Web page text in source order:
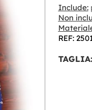
Include:
Non
REF:
TAGLIA: